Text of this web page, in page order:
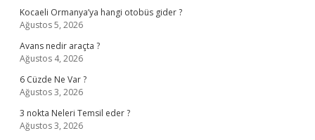
Kocaeli Ormanya’ya hangi otobüs gider ?
Ağustos 5, 2026
Avans nedir araçta ?
Ağustos 4, 2026
6 Cüzde Ne Var ?
Ağustos 3, 2026
3 nokta Neleri Temsil eder ?
Ağustos 3, 2026